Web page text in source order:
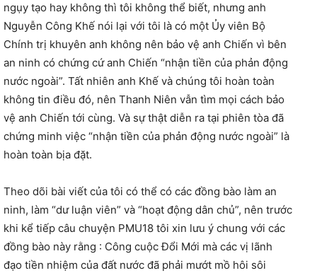
ngụy tạo hay không thì tôi không thể biết, nhưng anh
Nguyễn Công Khế nói lại với tôi là có một Ủy viên Bộ
Chính trị khuyên anh không nên bảo vệ anh Chiến vì bên
an ninh có chứng cứ anh Chiến “nhận tiền của phản động
nước ngoài”. Tất nhiên anh Khế và chúng tôi hoàn toàn
không tin điều đó, nên Thanh Niên vẫn tìm mọi cách bảo
vệ anh Chiến tới cùng. Và sự thật diễn ra tại phiên tòa đã
chứng minh việc “nhận tiền của phản động nước ngoài” là
hoàn toàn bịa đặt.
Theo dõi bài viết của tôi có thể có các đồng bào làm an
ninh, làm “dư luận viên” và “hoạt động dân chủ”, nên trước
khi kể tiếp câu chuyện PMU18 tôi xin lưu ý chung với các
đồng bào này rằng : Công cuộc Đổi Mới mà các vị lãnh
đạo tiền nhiệm của đất nước đã phải mướt mồ hôi sôi